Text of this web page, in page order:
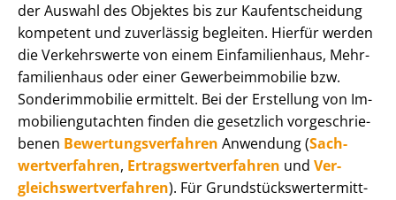
der Auswahl des Objektes bis zur Kauf­ent­schei­dung
kompetent und zuverlässig begleiten. Hierfür werden
die Verkehrswerte von einem Einfamilienhaus, Mehr­
fa­mi­li­en­haus oder einer Ge­wer­be­im­mo­bi­lie bzw.
Sonderimmobilie ermittelt. Bei der Erstellung von Im­
mo­bi­li­en­gut­ach­ten finden die gesetzlich vor­ge­schrie­
be­nen Be­wer­tungs­ver­fah­ren Anwendung (Sach­
wert­ver­fah­ren, Er­trags­wert­ver­fah­ren und Ver­
gleichs­wert­ver­fah­ren). Für Grund­stücks­wert­ermitt­